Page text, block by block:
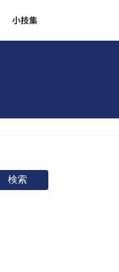
小技集
検索